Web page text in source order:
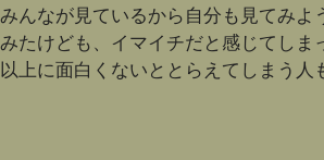
みんなが見ているから自分も見てみよ
みたけども、イマイチだと感じてしま
以上に面白くないととらえてしまう人